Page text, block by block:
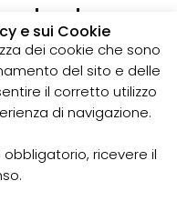
sotterranee utilizzate
domestiche,
è disponibile un
acque fognarie. Lo
essenziale
cattivi odori e
e sui Cookie
dei cookie che sono
del sito e delle
il corretto utilizzo
di navigazione.
ricevere il